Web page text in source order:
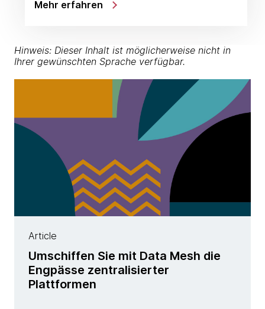
Mehr erfahren
Hinweis: Dieser Inhalt ist möglicherweise nicht in
Ihrer gewünschten Sprache verfügbar.
Article
Umschiffen Sie mit Data Mesh die
Engpässe zentralisierter
Plattformen